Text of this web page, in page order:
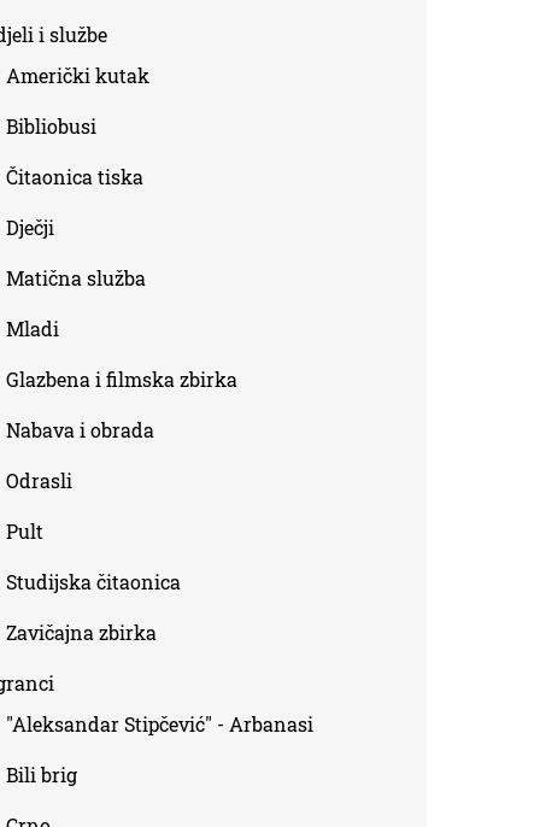
external)
i službe
Američki kutak
Bibliobusi
Čitaonica tiska
Dječji
Matična služba
Mladi
Glazbena i filmska zbirka
Nabava i obrada
Odrasli
Pult
Studijska čitaonica
Zavičajna zbirka
"Aleksandar Stipčević" - Arbanasi
Bili brig